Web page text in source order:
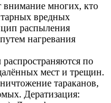
внимание многих, кто
вредных
распыления
нагревания
по
мест и трещин.
тараканов,
Дератизация: